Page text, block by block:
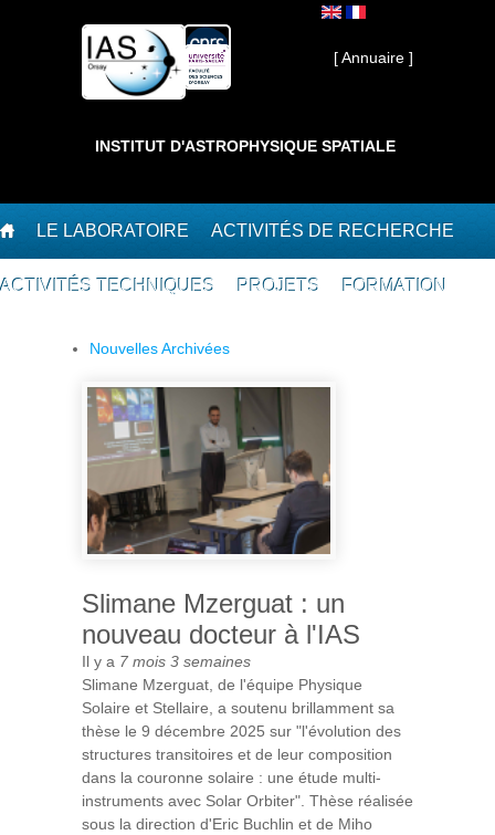
Interne ]
[ Annuaire ]
INSTITUT D'ASTROPHYSIQUE SPATIALE
LE LABORATOIRE ACTIVITÉS DE RECHERCHE
ACTIVITÉS TECHNIQUES PROJETS FORMATION
Nouvelles Archivées
Slimane Mzerguat : un
nouveau docteur à l'IAS
Il y a 7 mois 3 semaines
Slimane Mzerguat, de l'équipe Physique
Solaire et Stellaire, a soutenu brillamment sa
thèse le 9 décembre 2025 sur "l'évolution des
structures transitoires et de leur composition
dans la couronne solaire : une étude multi-
instruments avec Solar Orbiter". Thèse réalisée
sous la direction d'Eric Buchlin et de Miho